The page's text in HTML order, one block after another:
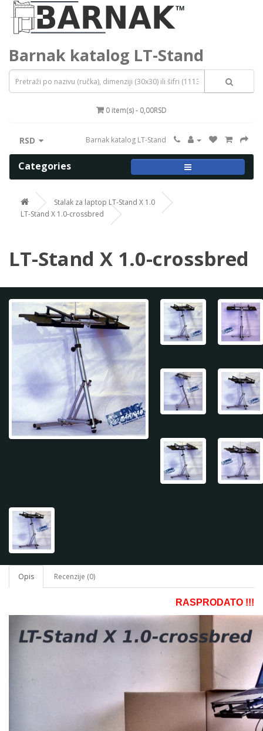
Barnak katalog LT-Stand
0 item(s) - 0,00RSD
RSD Barnak katalog LT-Stand
Categories
Stalak za laptop LT-Stand X 1.0
LT-Stand X 1.0-crossbred
LT-Stand X 1.0-crossbred
Opis Recenzije (0)
RASPRODATO !!!